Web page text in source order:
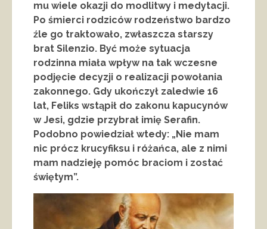
mu wiele okazji do modlitwy i medytacji.
Po śmierci rodziców rodzeństwo bardzo
źle go traktowało, zwłaszcza starszy
brat Silenzio. Być może sytuacja
rodzinna miała wpływ na tak wczesne
podjęcie decyzji o realizacji powołania
zakonnego. Gdy ukończył zaledwie 16
lat, Feliks wstąpił do zakonu kapucynów
w Jesi, gdzie przybrał imię Serafin.
Podobno powiedział wtedy: „Nie mam
nic prócz krucyfiksu i różańca, ale z nimi
mam nadzieję pomóc braciom i zostać
świętym”.